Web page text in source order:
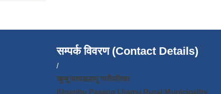
सम्पर्क विवरण (Contact Details)
/
खुम्बु पासाङल्हामु गाउँपालिका
Khumbu Pasang Lhamu Rural Municipality